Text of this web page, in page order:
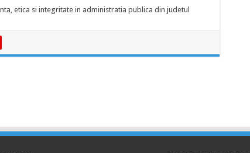
etica si integritate in administratia publica din judetul